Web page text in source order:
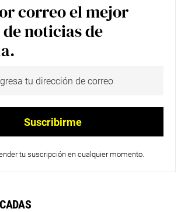
correo el mejor
noticias de
tu suscripción en cualquier momento.